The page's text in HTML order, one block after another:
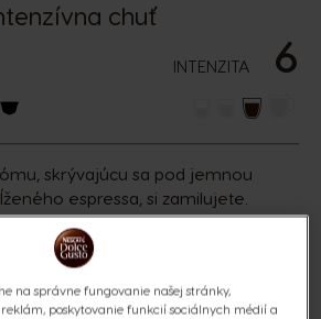
chuť
INTENZITA 6
skrývajúcu sa pod jemnou
espressa, si zamilujete.
intenzitu tejto stredne tmavo
kávových zŕn arabiky.
na správne fungovanie našej stránky,
reklám, poskytovanie funkcií sociálnych médií a